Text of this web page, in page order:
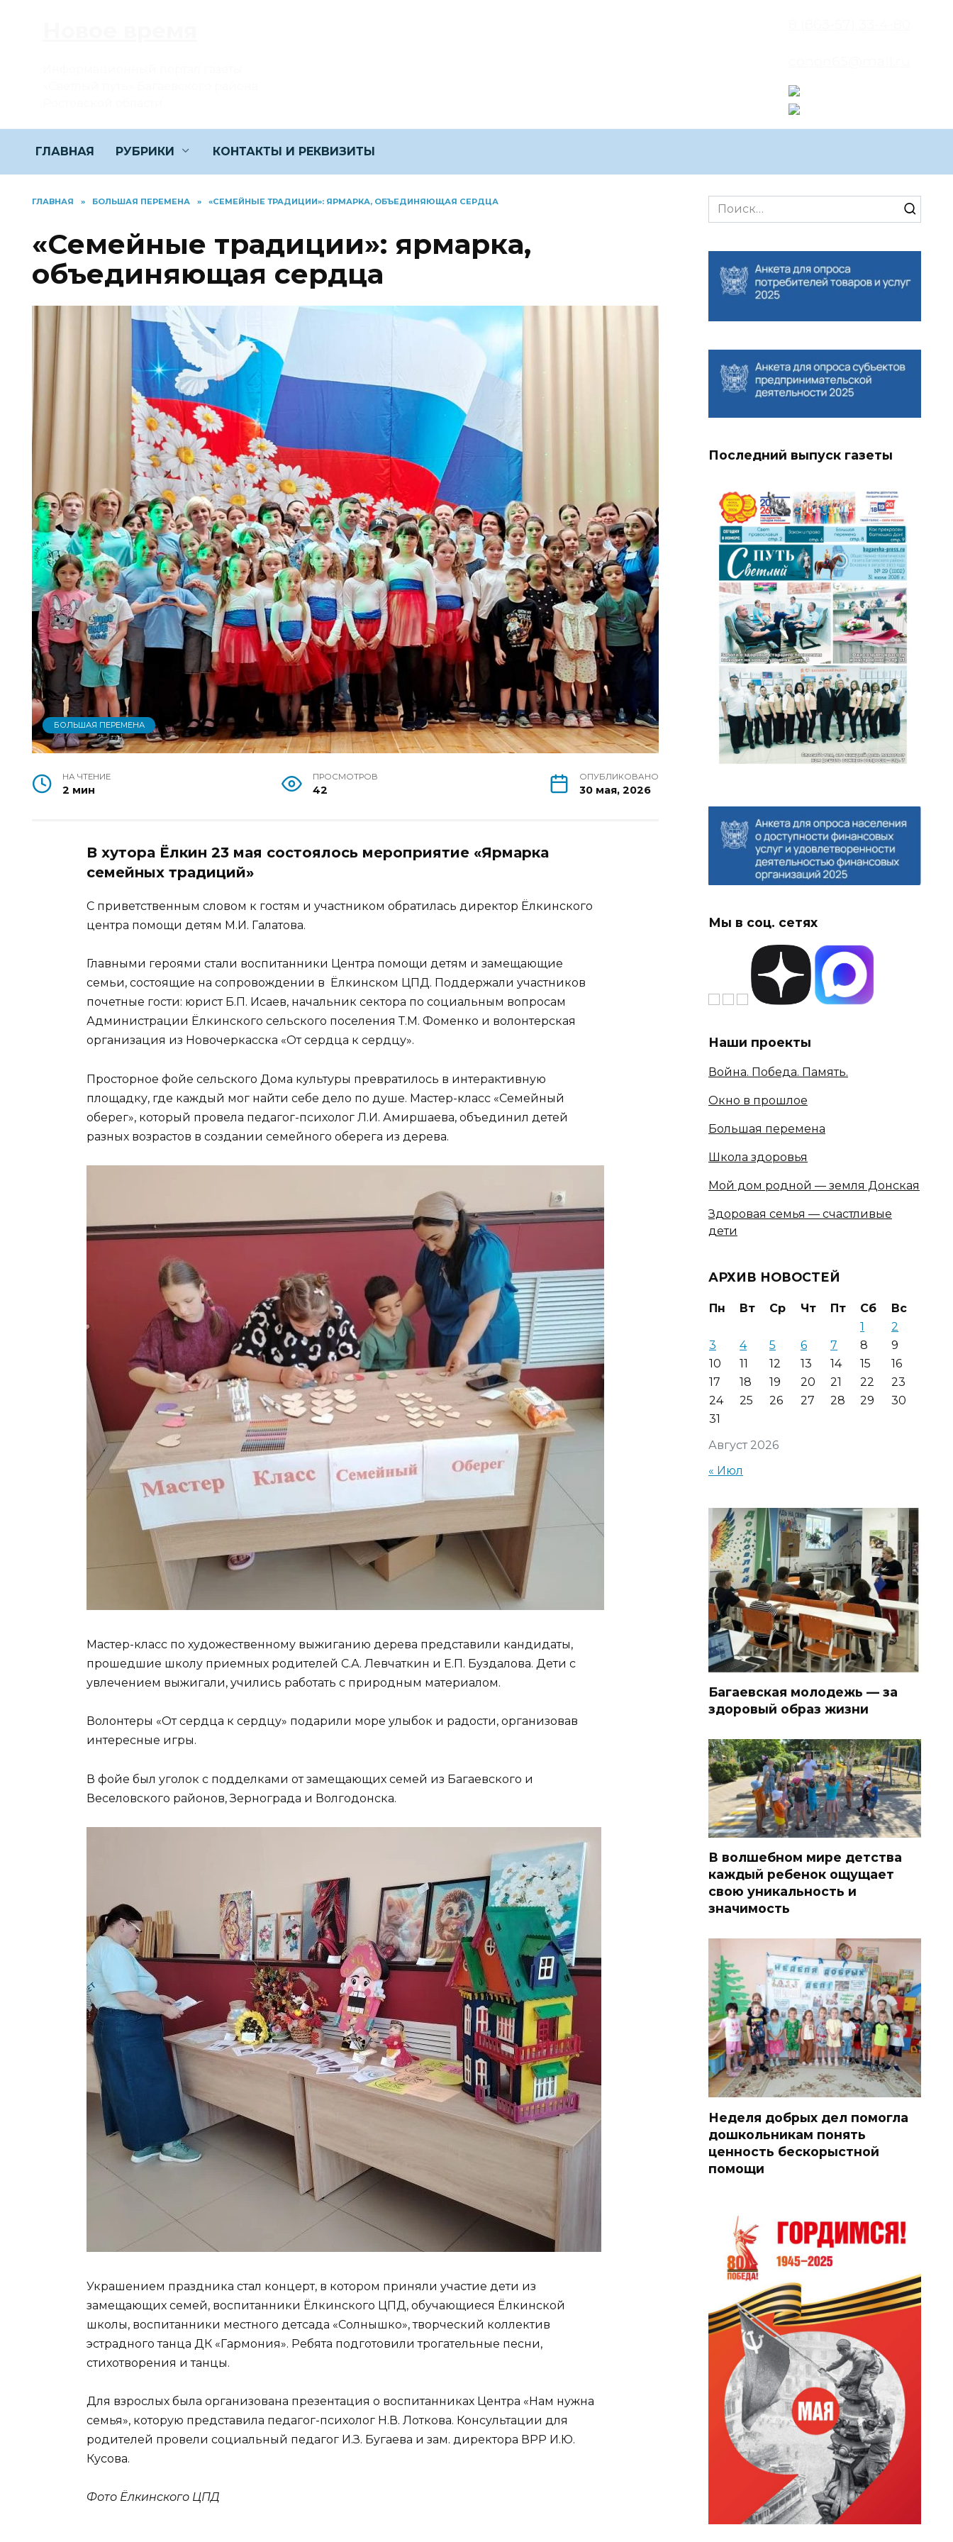
ГЛАВНАЯ РУБРИКИ КОНТАКТЫ И РЕКВИЗИТЫ
ГЛАВНАЯ » БОЛЬШАЯ ПЕРЕМЕНА » «СЕМЕЙНЫЕ ТРАДИЦИИ»: ЯРМАРКА, ОБЪЕДИНЯЮЩАЯ СЕРДЦА
«Семейные традиции»: ярмарка,
объединяющая сердца
БОЛЬШАЯ ПЕРЕМЕНА
НА ЧТЕНИЕ
2 мин
ПРОСМОТРОВ
42
ОПУБЛИКОВАНО
30 мая, 2026
В хутора Ёлкин 23 мая состоялось мероприятие «Ярмарка
семейных традиций»
С приветственным словом к гостям и участником обратилась директор Ёлкинского
центра помощи детям М.И. Галатова.
Главными героями стали воспитанники Центра помощи детям и замещающие
семьи, состоящие на сопровождении в Ёлкинском ЦПД. Поддержали участников
почетные гости: юрист Б.П. Исаев, начальник сектора по социальным вопросам
Администрации Ёлкинского сельского поселения Т.М. Фоменко и волонтерская
организация из Новочеркасска «От сердца к сердцу».
Просторное фойе сельского Дома культуры превратилось в интерактивную
площадку, где каждый мог найти себе дело по душе. Мастер-класс «Семейный
оберег», который провела педагог-психолог Л.И. Амиршаева, объединил детей
разных возрастов в создании семейного оберега из дерева.
Мастер-класс по художественному выжиганию дерева представили кандидаты,
прошедшие школу приемных родителей С.А. Левчаткин и Е.П. Буздалова. Дети с
увлечением выжигали, учились работать с природным материалом.
Волонтеры «От сердца к сердцу» подарили море улыбок и радости, организовав
интересные игры.
В фойе был уголок с подделками от замещающих семей из Багаевского и
Веселовского районов, Зернограда и Волгодонска.
Украшением праздника стал концерт, в котором приняли участие дети из
замещающих семей, воспитанники Ёлкинского ЦПД, обучающиеся Ёлкинской
школы, воспитанники местного детсада «Солнышко», творческий коллектив
эстрадного танца ДК «Гармония». Ребята подготовили трогательные песни,
стихотворения и танцы.
Для взрослых была организована презентация о воспитанниках Центра «Нам нужна
семья», которую представила педагог-психолог Н.В. Лоткова. Консультации для
родителей провели социальный педагог И.З. Бугаева и зам. директора ВРР И.Ю.
Кусова.
Фото Ёлкинского ЦПД
Search
for:
Последний выпуск газеты
Мы в соц. сетях
Наши проекты
Война. Победа. Память.
Окно в прошлое
Большая перемена
Школа здоровья
Мой дом родной — земля Донская
Здоровая семья — счастливые
дети
АРХИВ НОВОСТЕЙ
Август 2026
Пн Вт Ср Чт Пт Сб
Вс
1
2
3
4 5 6 7 8
9
10
11 12 13 14 15
16
17
18 19 20 21 22
23
24
25 26 27 28 29
30
31
« Июл
Багаевская молодежь — за
здоровый образ жизни
В волшебном мире детства
каждый ребенок ощущает
свою уникальность и
значимость
Неделя добрых дел помогла
дошкольникам понять
ценность бескорыстной
помощи